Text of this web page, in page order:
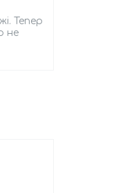
Тепер
не